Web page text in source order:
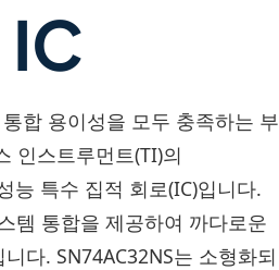
합 용이성을 모두 충족하는 부
인스트루먼트(TI)의
능 특수 집적 회로(IC)입니다.
템 통합을 제공하여 까다로운
다. SN74AC32NS는 소형화되